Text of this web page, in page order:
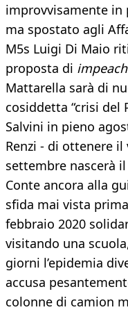
improvvisamente in
ma spostato agli
M5s Luigi Di Maio
proposta di
Mattarella sarà di
cosiddetta “crisi del
Salvini in pieno
Renzi - di ottenere
settembre nascerà
Conte ancora alla
sfida mai vista
febbraio 2020
visitando una
giorni l’epidemia
accusa
colonne di camion